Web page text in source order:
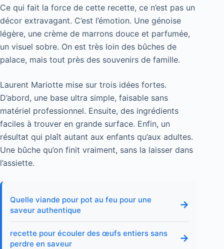
Ce qui fait la force de cette recette, ce n’est pas un
décor extravagant. C’est l’émotion. Une génoise
légère, une crème de marrons douce et parfumée,
un visuel sobre. On est très loin des bûches de
palace, mais tout près des souvenirs de famille.
Laurent Mariotte mise sur trois idées fortes.
D’abord, une base ultra simple, faisable sans
matériel professionnel. Ensuite, des ingrédients
faciles à trouver en grande surface. Enfin, un
résultat qui plaît autant aux enfants qu’aux adultes.
Une bûche qu’on finit vraiment, sans la laisser dans
l’assiette.
Quelle viande pour pot au feu pour une
saveur authentique
→
recette pour écouler des œufs entiers sans
perdre en saveur
→